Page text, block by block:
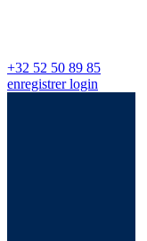
+32 52 50 89 85
enregistrerlogin